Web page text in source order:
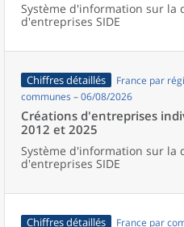
Système d'information sur la
d'entreprises SIDE
Chiffres détaillés
France par
communes – 06/08/2026
Créations d'entreprises
2012 et 2025
Système d'information sur la
d'entreprises SIDE
Chiffres détaillés France par